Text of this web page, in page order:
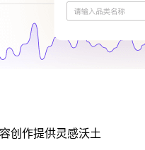
创作提供灵感沃土